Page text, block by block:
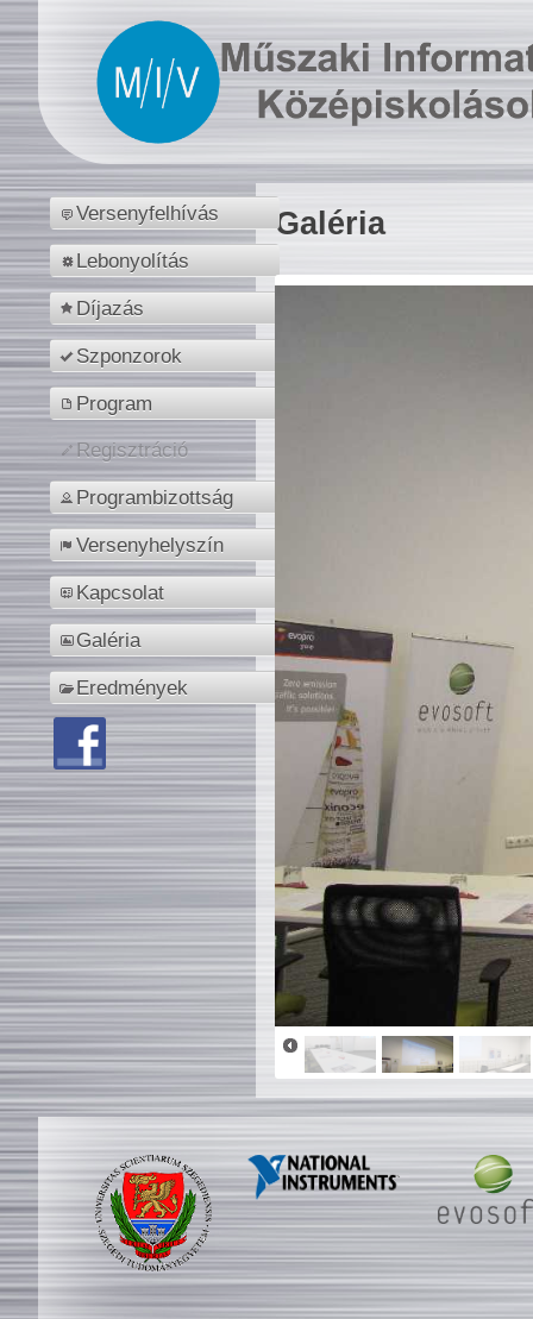
Versenyfelhívás
Lebonyolítás
Díjazás
Szponzorok
Program
Regisztráció
Programbizottság
Versenyhelyszín
Kapcsolat
Galéria
Eredmények
Galéria